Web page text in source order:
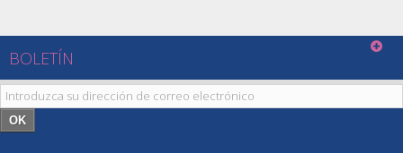
BOLETÍN
OK